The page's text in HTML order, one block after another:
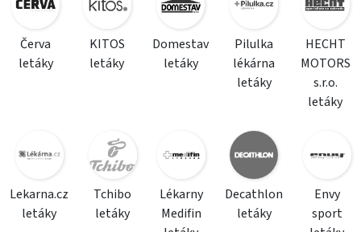
Červa
letáky
KITOS
letáky
Domestav
letáky
Pilulka
lékárna
letáky
HECHT
MOTORS
s.r.o.
letáky
Lekarna.cz
letáky
Tchibo
letáky
Lékarny
Medifin
Decathlon
letáky
Envy
sport